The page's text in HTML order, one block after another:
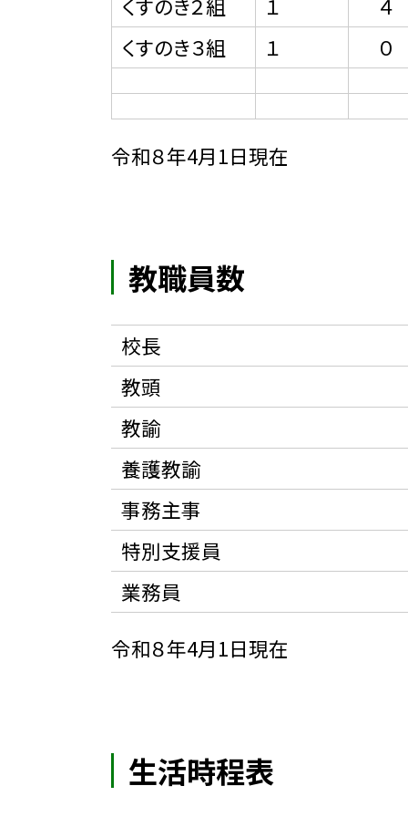
くすのき２組
１ ４
くすのき３組
１ ０
令和８年4月1日現在
教職員数
校長
教頭
教諭
養護教諭
事務主事
特別支援員
業務員
令和８年4月1日現在
生活時程表